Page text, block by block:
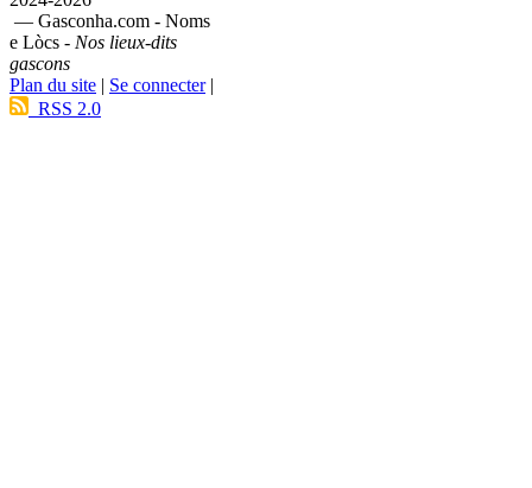
— Gasconha.com - Noms
e Lòcs - Nos lieux-dits
gascons
Plan du site | Se connecter|
RSS 2.0